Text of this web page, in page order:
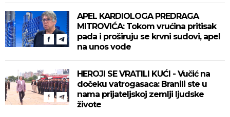
APEL KARDIOLOGA PREDRAGA
MITROVIĆA: Tokom vrućina pritisak
pada i proširuju se krvni sudovi, apel
na unos vode
HEROJI SE VRATILI KUĆI - Vučić na
dočeku vatrogasaca: Branili ste u
nama prijateljskoj zemlji ljudske
živote